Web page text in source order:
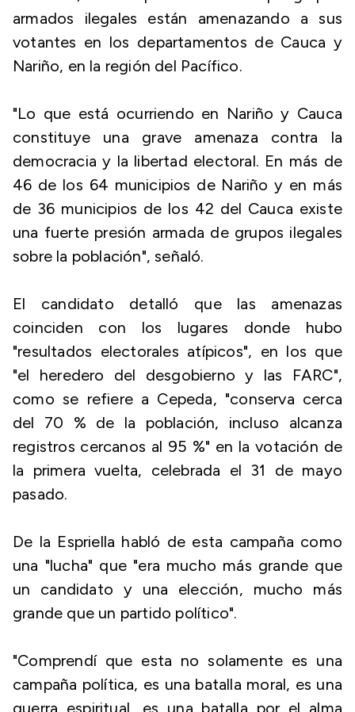
armados ilegales están amenazando a sus
votantes en los departamentos de Cauca y
Nariño, en la región del Pacífico.
"Lo que está ocurriendo en Nariño y Cauca
constituye una grave amenaza contra la
democracia y la libertad electoral. En más de
46 de los 64 municipios de Nariño y en más
de 36 municipios de los 42 del Cauca existe
una fuerte presión armada de grupos ilegales
sobre la población", señaló.
El candidato detalló que las amenazas
coinciden con los lugares donde hubo
"resultados electorales atípicos", en los que
"el heredero del desgobierno y las FARC",
como se refiere a Cepeda, "conserva cerca
del 70 % de la población, incluso alcanza
registros cercanos al 95 %" en la votación de
la primera vuelta, celebrada el 31 de mayo
pasado.
De la Espriella habló de esta campaña como
una "lucha" que "era mucho más grande que
un candidato y una elección, mucho más
grande que un partido político".
"Comprendí que esta no solamente es una
campaña política, es una batalla moral, es una
guerra espiritual, es una batalla por el alma